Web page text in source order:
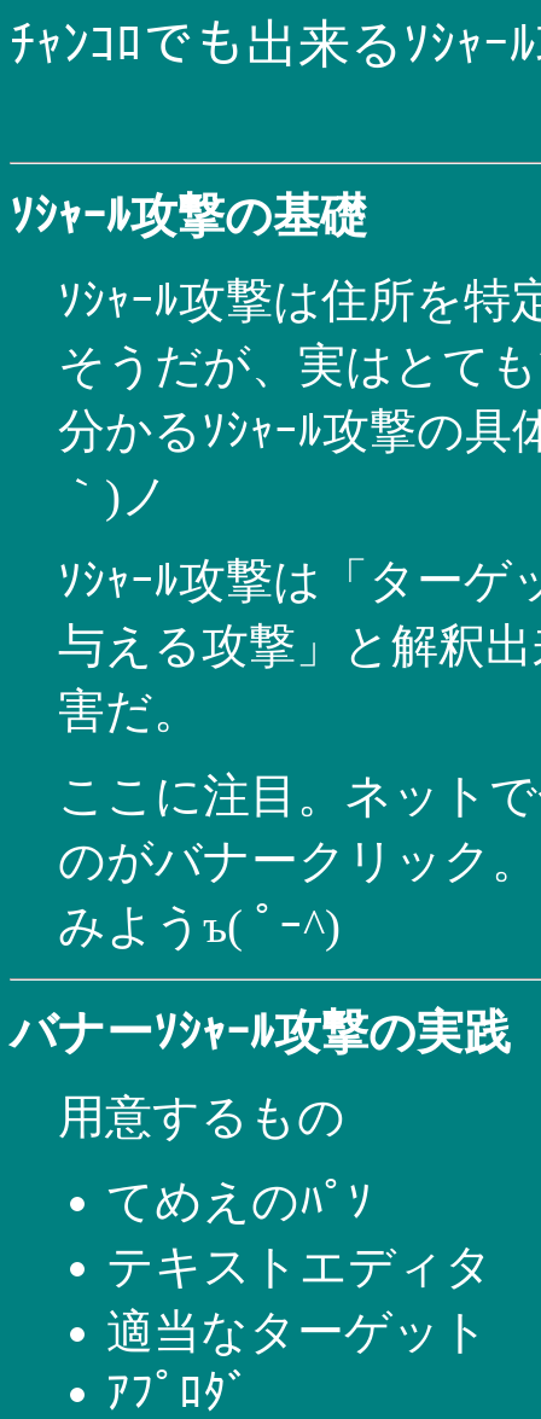
ﾁｬﾝｺﾛでも出来るｿｼｬｰ
ｿｼｬｰﾙ攻撃の基礎
ｿｼｬｰﾙ攻撃は住所を
そうだが、実はとて
分かるｿｼｬｰﾙ攻撃の具
｀)ノ
ｿｼｬｰﾙ攻撃は「ター
与える攻撃」と解釈
害だ。
ここに注目。ネット
のがバナークリック
みようъ( ﾟｰ^)
バナーｿｼｬｰﾙ攻撃の実践
用意するもの
てめえのﾊﾟｿ
テキストエディタ
適当なターゲット
ｱﾌﾟﾛﾀﾞ